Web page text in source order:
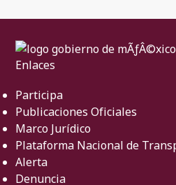
Enlaces
Participa
Publicaciones Oficiales
Marco Jurídico
Plataforma Nacional de
Alerta
Denuncia